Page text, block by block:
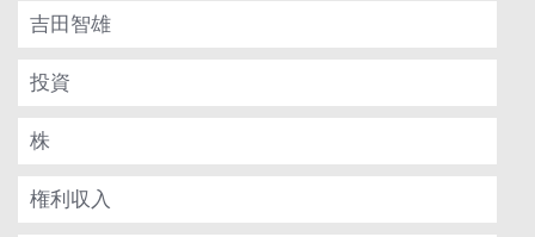
吉田智雄
投資
株
権利収入